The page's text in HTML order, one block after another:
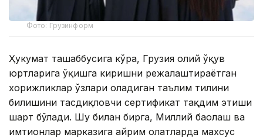
Фото: Грузинформ
Ҳукумат ташаббусига кўра, Грузия олий ўқув
юртларига ўқишга киришни режалаштираётган
хорижликлар ўзлари оладиган таълим тилини
билишини тасдиқловчи сертификат тақдим этиши
шарт бўлади. Шу билан бирга, Миллий баҳолаш ва
имтиҳонлар марказига айрим ҳолатларда махсус